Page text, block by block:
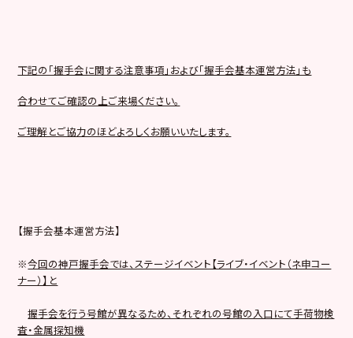
下記の「握手会に関する注意事項」および「握手会基本運営方法」も
合わせてご確認の上ご来場ください。
ご理解とご協力のほどよろしくお願いいたします。
【握手会基本運営方法】
※今回の神戸握手会では、ステージイベント【ライブ・イベント（ネ申コー
ナー）】と
握手会を行う号館が異なるため、それぞれの号館の入口にて手荷物検
査・金属探知機